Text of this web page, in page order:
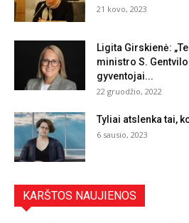
21 kovo, 2023
Ligita Girskienė:
ministro S.
gyventojai...
22 gruodžio, 2022
Tyliai atslenka tai,
6 sausio, 2023
KARŠTOS NAUJIENOS